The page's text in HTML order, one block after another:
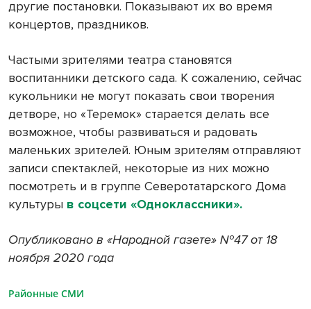
другие постановки. Показывают их во время
концертов, праздников.
Частыми зрителями театра становятся
воспитанники детского сада. К сожалению, сейчас
кукольники не могут показать свои творения
детворе, но «Теремок» старается делать все
возможное, чтобы развиваться и радовать
маленьких зрителей. Юным зрителям отправляют
записи спектаклей, некоторые из них можно
посмотреть и в группе Северотатарского Дома
культуры в соцсети «Одноклассники».
Опубликовано в «Народной газете» №47 от 18
ноября 2020 года
Районные СМИ